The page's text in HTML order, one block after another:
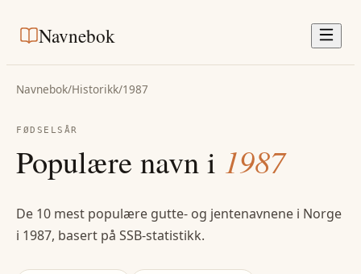
Navnebok
Navnebok/Historikk/1987
FØDSELSÅR
Populære navn i 1987
De 10 mest populære gutte- og jentenavnene i Norge
i 1987, basert på SSB-statistikk.